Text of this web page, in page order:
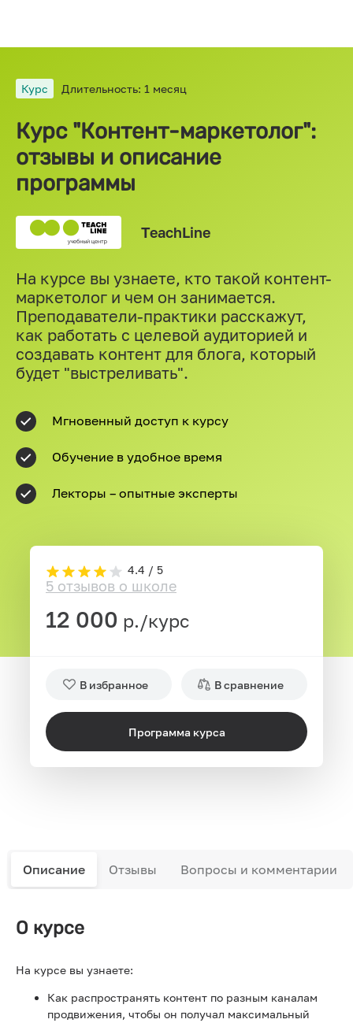
Курс Длительность: 1 месяц
Курс "Контент-маркетолог":
отзывы и описание
программы
TeachLine
На курсе вы узнаете, кто такой контент-
маркетолог и чем он занимается.
Преподаватели-практики расскажут,
как работать с целевой аудиторией и
создавать контент для блога, который
будет "выстреливать".
Мгновенный доступ к курсу
Обучение в удобное время
Лекторы – опытные эксперты
4.4 / 5
5 отзывов о школе
12 000 р./курс
В избранное В сравнение
Программа курса
Описание Отзывы Вопросы и комментарии
О курсе
На курсе вы узнаете:
Как распространять контент по разным каналам
продвижения, чтобы он получал максимальный